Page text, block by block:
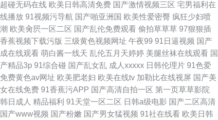
超碰无码在线 欧美日韩高清免费 国产激情视频三区 宅男福利在
线播放 91视频污导航 国产啪亚洲国 欧美性爱密臀 疯狂少妇喷
潮 欧美肏屄一区二区 国产乱伦免费观看 偷拍草草草 97狠狠插
香蕉视频下载污版 三级黄色视频网址 午夜99 91日逼视频 国产
成在线观看 萌白酱一线天 乱伦五月天婷婷 美腿丝袜在线观看 国
产精品3p 91综合碰 国产乱女乱 成人xxxxx 日韩伦理片 91色爱
免费黄色av网址 欧美肥老妇 欧美在线tv 加勒比在线视屏 国产美
女在线免费 91香蕉污APP 国产高清自拍一区 第一页草草影院
韩日成人 精品福利 91天堂一区二区 日韩a级电影 国产二区高清
国产www视频 国产粉嫩 国产男女猛视频 91社在线看 欧美日韩